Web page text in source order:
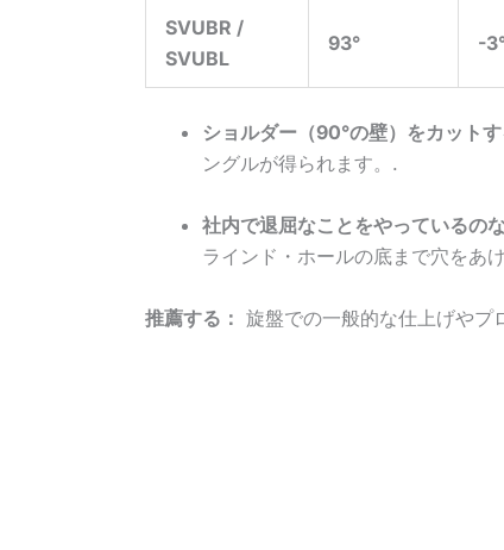
SVUBR /
SVUBL
93° -
ショルダー（90°の壁）をカット
ングルが得られます。.
社内で退屈なことをやっているの
ラインド・ホールの底まで穴をあ
推薦する： 旋盤での一般的な仕上げやプ